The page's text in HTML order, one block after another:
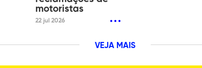
motoristas
22 jul 2026
VEJA MAIS